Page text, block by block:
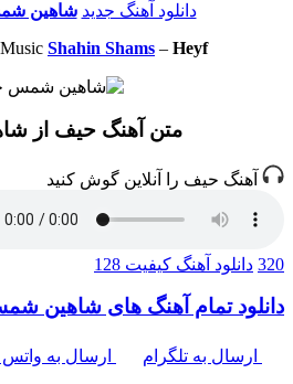
دانلود آهنگ جدید شاهین
Shahin Shams – Heyf
متن آهنگ حیف از
آهنگ حیف را آنلاین گوش کنید
320 دانلود آهنگ کیفیت 128
دانلود تمام آهنگ های شاهین
ارسال به تلگرام ارسال به